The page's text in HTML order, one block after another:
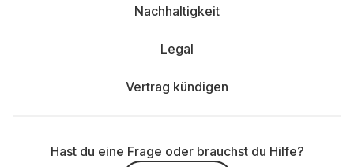
Nachhaltigkeit
Legal
Vertrag kündigen
Hast du eine Frage oder brauchst du Hilfe?